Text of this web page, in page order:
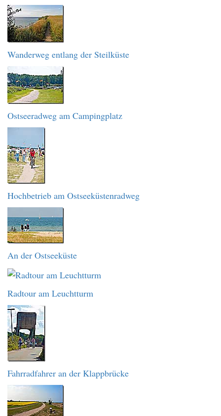
Wanderweg entlang der Steilküste
Ostseeradweg am Campingplatz
Hochbetrieb am Ostseeküstenradweg
An der Ostseeküste
Radtour am Leuchtturm
Fahrradfahrer an der Klappbrücke